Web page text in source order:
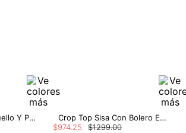
Blusa Con Tira Al Cuello Y Peplum
Crop Top Sisa Con Bolero Espalda De Anud
$1299.00
$974 25